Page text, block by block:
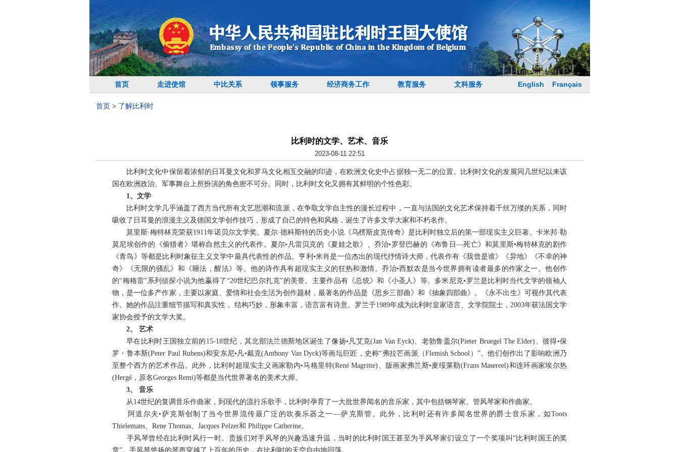
首页 走进使馆 中比关系 领事服务 经济商务工作 教育服务 文科服务 Français
English
首页 > 了解比利时
比利时的文学、艺术、音乐
2023-08-11 22:51
比利时文化中保留着浓郁的日耳曼文化和罗马文化相互交融的印迹，在欧洲文化史中占据独一无二的位置。比利时文化的发展同几世纪以来该
国在欧洲政治、军事舞台上所扮演的角色密不可分。同时，比利时文化又拥有其鲜明的个性色彩。
1、文学
比利时文学几乎涵盖了西方当代所有文艺思潮和流派，在争取文学自主性的漫长过程中，一直与法国的文化艺术保持着千丝万缕的关系，同时
吸收了日耳曼的浪漫主义及德国文学创作技巧，形成了自己的特色和风格，诞生了许多文学大家和不朽名作。
莫里斯·梅特林克荣获1911年诺贝尔文学奖。夏尔·德科斯特的历史小说《乌楞斯皮克传奇》是比利时独立后的第一部现实主义巨著。卡米邦·勒
莫尼埃创作的《偷猎者》堪称自然主义的代表作。夏尔•凡雷贝克的《夏娃之歌》、乔治•罗登巴赫的《布鲁日—死亡》和莫里斯•梅特林克的剧作
《青鸟》等都是比利时象征主义文学中最具代表性的作品。亨利•米肖是一位杰出的现代抒情诗大师，代表作有《我曾是谁》《异地》《不幸的神
奇》《无限的骚乱》和《睡法，醒法》等。他的诗作具有超现实主义的狂热和激情。乔治•西默农是当今世界拥有读者最多的作家之一。他创作
的“梅格雷”系列侦探小说为他赢得了“20世纪巴尔扎克”的美誉。主要作品有《总统》和《小圣人》等。多米尼克•罗兰是比利时当代文学的领袖人
物，是一位多产作家，主要以家庭、爱情和社会生活为创作题材，最著名的作品是《思乡三部曲》和《抽象四部曲》。《永不出生》可视作其代表
作。她的作品注重细节描写和真实性， 结构巧妙，形象丰富，语言富有诗意。罗兰于1989年成为比利时皇家语言、文学院院士，2003年获法国文学
家协会授予的文学大奖。
2、 艺术
早在比利时王国独立前的15-18世纪，其北部法兰德斯地区诞生了像扬•凡艾克(Jan Van Eyck)、老勃鲁盖尔(Pieter Bruegel The Elder)、彼得•保
罗・鲁本斯(Peter Paul Rubens)和安东尼•凡•戴克(Anthony Van Dyck)等画坛巨匠，史称“弗拉芒画派（Flemish School）”。他们创作出了影响欧洲乃
至整个西方的艺术作品。此外，比利时超现实主义画家勒内•马格里特(René Magritte)、版画家弗兰斯•麦绥莱勒(Frans Masereel)和连环画家埃尔热
(Hergé，原名Georges Remi)等都是当代世界著名的美术大师。
3、 音乐
从14世纪的复调音乐作曲家，到现代的流行乐歌手，比利时孕育了一大批世界闻名的音乐家，其中包括钢琴家、管风琴家和作曲家。
阿道尔夫•萨克斯创制了当今世界流传最广泛的吹奏乐器之一—萨克斯管。此外，比利时还有许多闻名世界的爵士音乐家，如Toots
Thielemans、Rene Thomas、Jacques Pelzer和 Philippe Catherine。
手风琴曾经在比利时风行一时。贵族们对手风琴的兴趣迅速升温，当时的比利时国王甚至为手风琴家们设立了一个奖项叫“比利时国王的奖
章”。手风琴悠扬的琴声穿越了上百年的历史，在比利时的天空自由地回荡。